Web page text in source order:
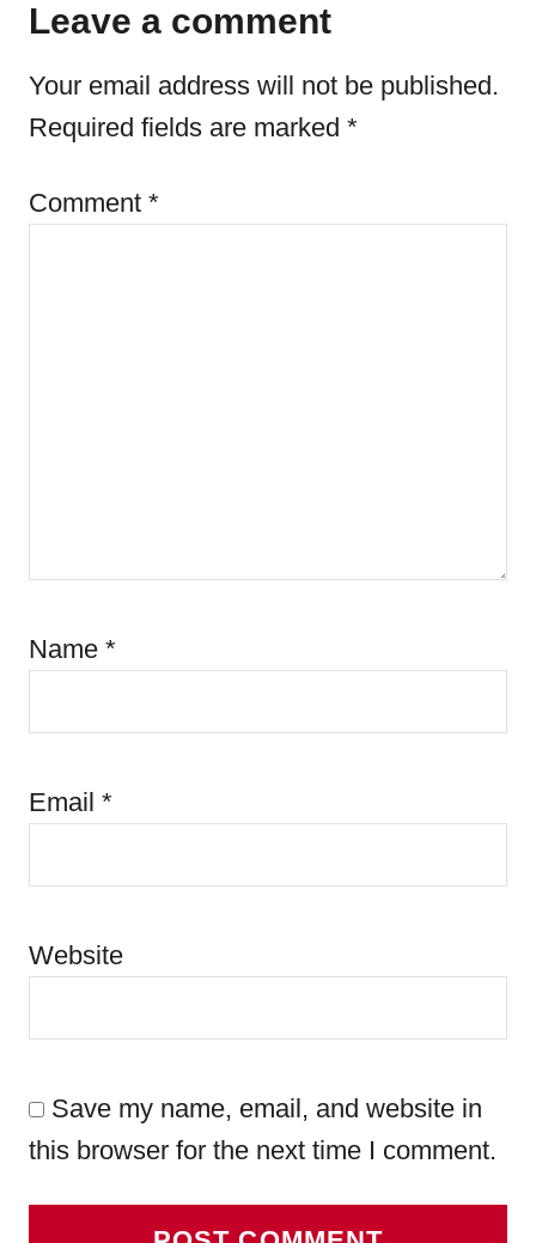
o
o
i
s
Leave a comment
Your email address will not be published.
Required fields are marked *
Comment *
Name *
Email *
Website
Save my name, email, and website in
this browser for the next time I comment.